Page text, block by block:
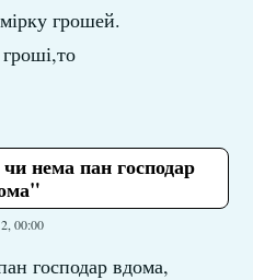
грошей.
нема пан господар
00:00
господар вдома,